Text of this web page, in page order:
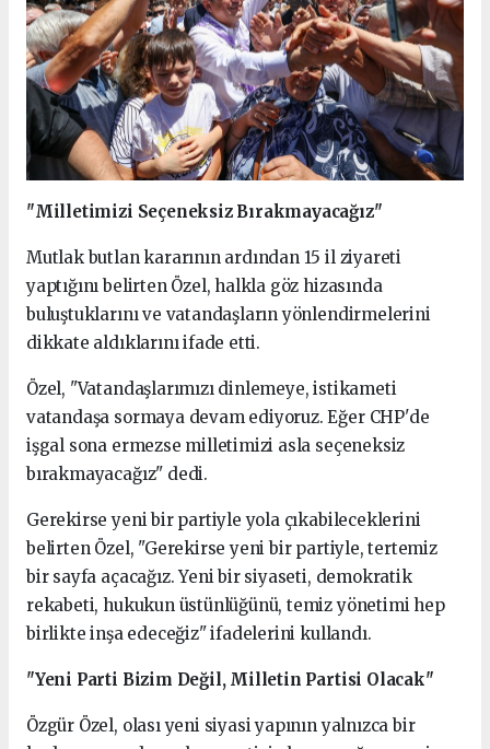
"Milletimizi Seçeneksiz Bırakmayacağız"
Mutlak butlan kararının ardından 15 il ziyareti
yaptığını belirten Özel, halkla göz hizasında
buluştuklarını ve vatandaşların yönlendirmelerini
dikkate aldıklarını ifade etti.
Özel, "Vatandaşlarımızı dinlemeye, istikameti
vatandaşa sormaya devam ediyoruz. Eğer CHP'de
işgal sona ermezse milletimizi asla seçeneksiz
bırakmayacağız" dedi.
Gerekirse yeni bir partiyle yola çıkabileceklerini
belirten Özel, "Gerekirse yeni bir partiyle, tertemiz
bir sayfa açacağız. Yeni bir siyaseti, demokratik
rekabeti, hukukun üstünlüğünü, temiz yönetimi hep
birlikte inşa edeceğiz" ifadelerini kullandı.
"Yeni Parti Bizim Değil, Milletin Partisi Olacak"
Özgür Özel, olası yeni siyasi yapının yalnızca bir